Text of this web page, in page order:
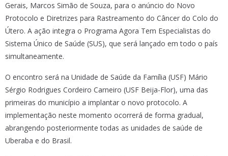
Gerais, Marcos Simão de Souza, para o anúncio do Novo
Protocolo e Diretrizes para Rastreamento do Câncer do Colo do
Útero. A ação integra o Programa Agora Tem Especialistas do
Sistema Único de Saúde (SUS), que será lançado em todo o país
simultaneamente.
O encontro será na Unidade de Saúde da Família (USF) Mário
Sérgio Rodrigues Cordeiro Carneiro (USF Beija-Flor), uma das
primeiras do município a implantar o novo protocolo. A
implementação neste momento ocorrerá de forma gradual,
abrangendo posteriormente todas as unidades de saúde de
Uberaba e do Brasil.